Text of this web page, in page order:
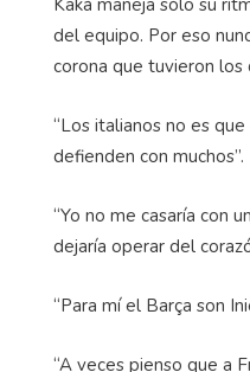
Kaká maneja sólo su
del equipo. Por eso
corona que tuvieron los
“Los italianos no es
defienden con muchos”.
“Yo no me casaría con
dejaría operar del
“Para mí el Barça son
“A veces pienso que a